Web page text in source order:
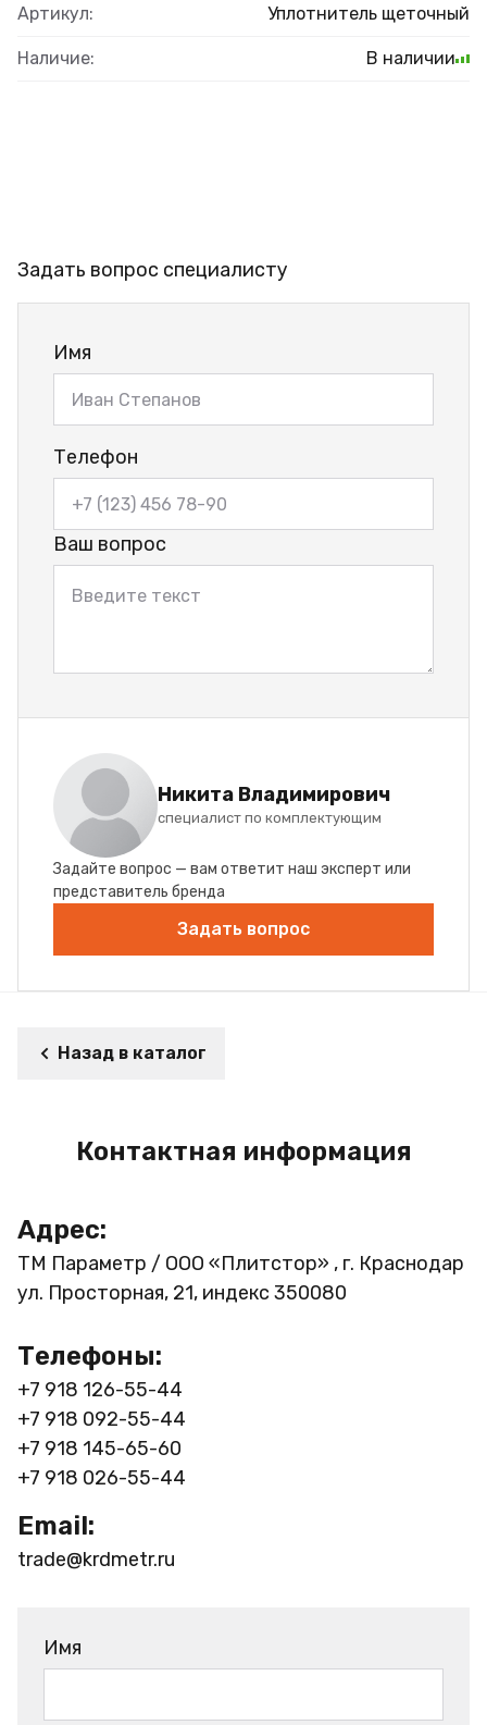
Артикул: Уплотнитель щеточный
Наличие: В наличии
Задать вопрос специалисту
Имя
Телефон
Ваш вопрос
Никита Владимирович
специалист по комплектующим
Задайте вопрос — вам ответит наш эксперт или
представитель бренда
Задать вопрос
Назад в каталог
Контактная информация
Адрес:
ТМ Параметр / ООО «Плитстор» , г. Краснодар
ул. Просторная, 21, индекс 350080
Телефоны:
+7 918 126-55-44
+7 918 092-55-44
+7 918 145-65-60
+7 918 026-55-44
Email:
trade@krdmetr.ru
Имя